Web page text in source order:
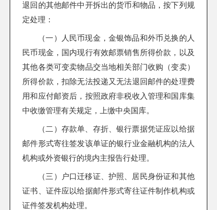
退回的其他邮件中开拆出的货币和物品，按下列规
定处理：
（一）人民币现金，金银饰品和外币兑换的人
民币现金，国内现行有效邮票销售所得价款，以及
其他各类可变卖物品交当地相关部门收购（变卖）
所得价款，扣除无法投递又无法退回邮件的处理费
用和应付邮资后，按照政府非税收入管理和国库集
中收缴管理有关规定，上缴中央国库。
（二）存款单、存折、银行票据凭证应以给据
邮件形式寄往签发该单证的银行业金融机构的法人
机构或外资银行的境内主报告行处理。
（三）户口迁移证、护照、居民身份证和其他
证书、证件应以给据邮件形式寄往证件制作机构或
证件签发机构处理。